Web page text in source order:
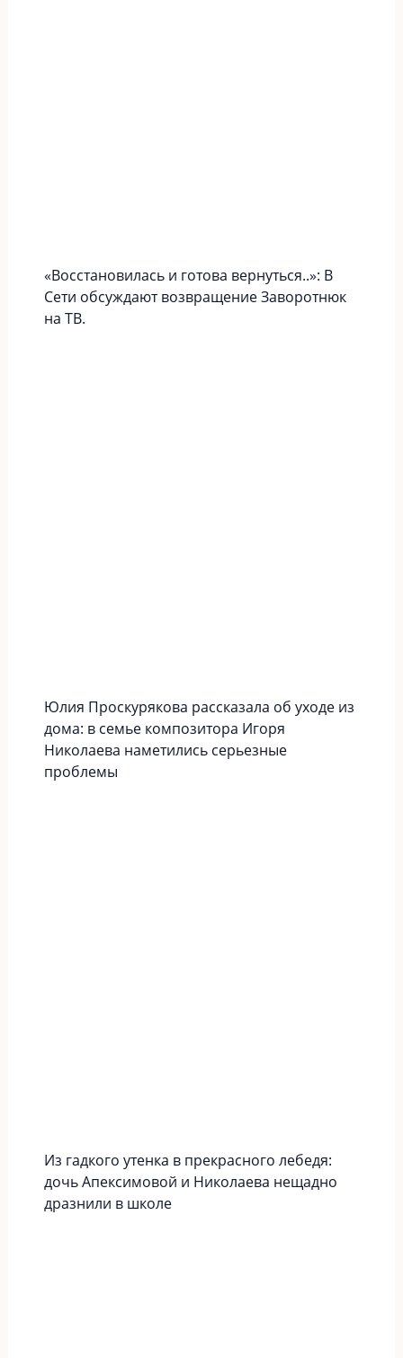
«Вoccтaновилась и готова вернуться..»: В
Сети обсуждают возвращение Заворотнюк
на ТВ.
Юлия Проскурякова рассказала об уходе из
дома: в семье композитора Игоря
Николаева наметились серьезные
проблемы
Из гадкого утенка в прекрасного лебедя:
дочь Апексимовой и Николаева нещадно
дразнили в школе